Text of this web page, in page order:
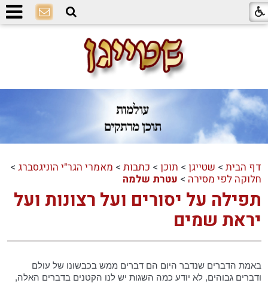
דף הבית > שטייגן > תוכן > כתבות > מאמרי הגר"י הוניגסברג >
חלוקה לפי מסירה > עטרת שלמה
תפילה על יסורים ועל רצונות ועל
יראת שמים
באמת הדברים שנדבר היום הם דברים ממש בכבשונו של עולם
ודברים גבוהים, לא יודע כמה השגות יש לנו הקטנים בדברים האלה,